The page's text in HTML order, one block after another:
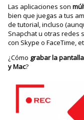
Las aplicaciones son
bien que juegas a tus
de tutorial, incluso
Snapchat u otras redes
con Skype o FaceTime,
¿Cómo grabar la
y Mac?